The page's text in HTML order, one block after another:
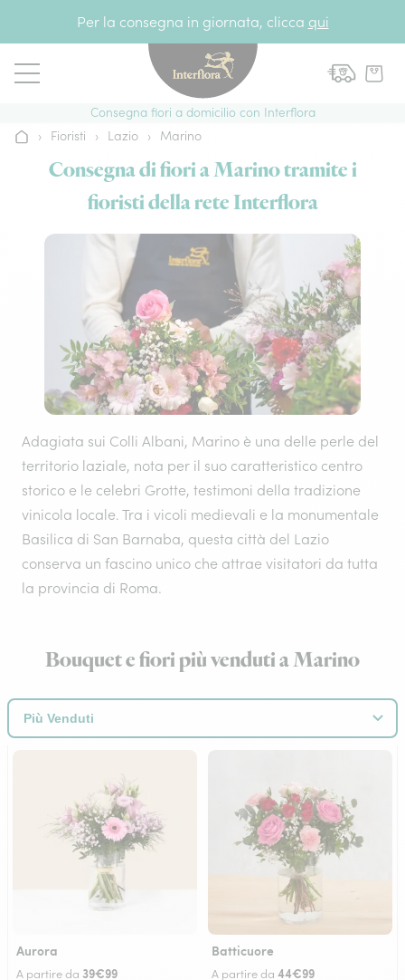
Per la consegna in giornata, clicca qui
Consegna fiori a domicilio con Interflora
Home› Fioristi › Lazio › Marino
Consegna di fiori a Marino tramite i
fioristi della rete Interflora
Adagiata sui Colli Albani, Marino è una delle perle del
territorio laziale, nota per il suo caratteristico centro
storico e le celebri Grotte, testimoni della tradizione
vinicola locale. Tra i vicoli medievali e la monumentale
Basilica di San Barnaba, questa città del Lazio
conserva un fascino unico che attrae visitatori da tutta
la provincia di Roma.
Bouquet e fiori più venduti a Marino
Aurora
A partire da 39€99
Batticuore
A partire da 44€99